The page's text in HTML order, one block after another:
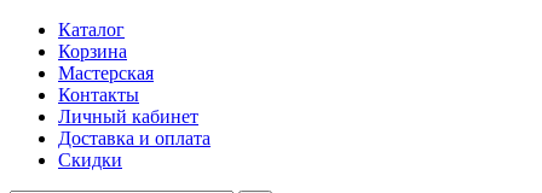
Каталог
Корзина
Мастерская
Контакты
Личный кабинет
Доставка и оплата
Скидки